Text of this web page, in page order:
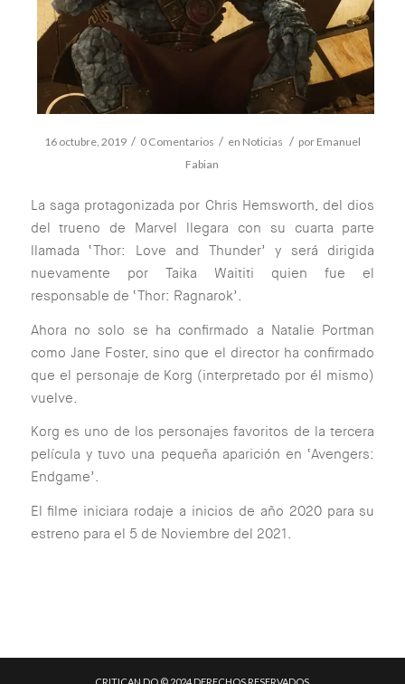
16 octubre, 2019 / 0 Comentarios / en Noticias / por Emanuel
Fabian
La saga protagonizada por Chris Hemsworth, del dios
del trueno de Marvel llegara con su cuarta parte
llamada ‘Thor: Love and Thunder’ y será dirigida
nuevamente por Taika Waititi quien fue el
responsable de ‘Thor: Ragnarok’.
Ahora no solo se ha confirmado a Natalie Portman
como Jane Foster, sino que el director ha confirmado
que el personaje de Korg (interpretado por él mismo)
vuelve.
Korg es uno de los personajes favoritos de la tercera
película y tuvo una pequeña aparición en ‘Avengers:
Endgame’.
El filme iniciara rodaje a inicios de año 2020 para su
estreno para el 5 de Noviembre del 2021.
CRITICAN.DO © 2024 DERECHOS RESERVADOS